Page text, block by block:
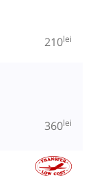
210lei
360lei